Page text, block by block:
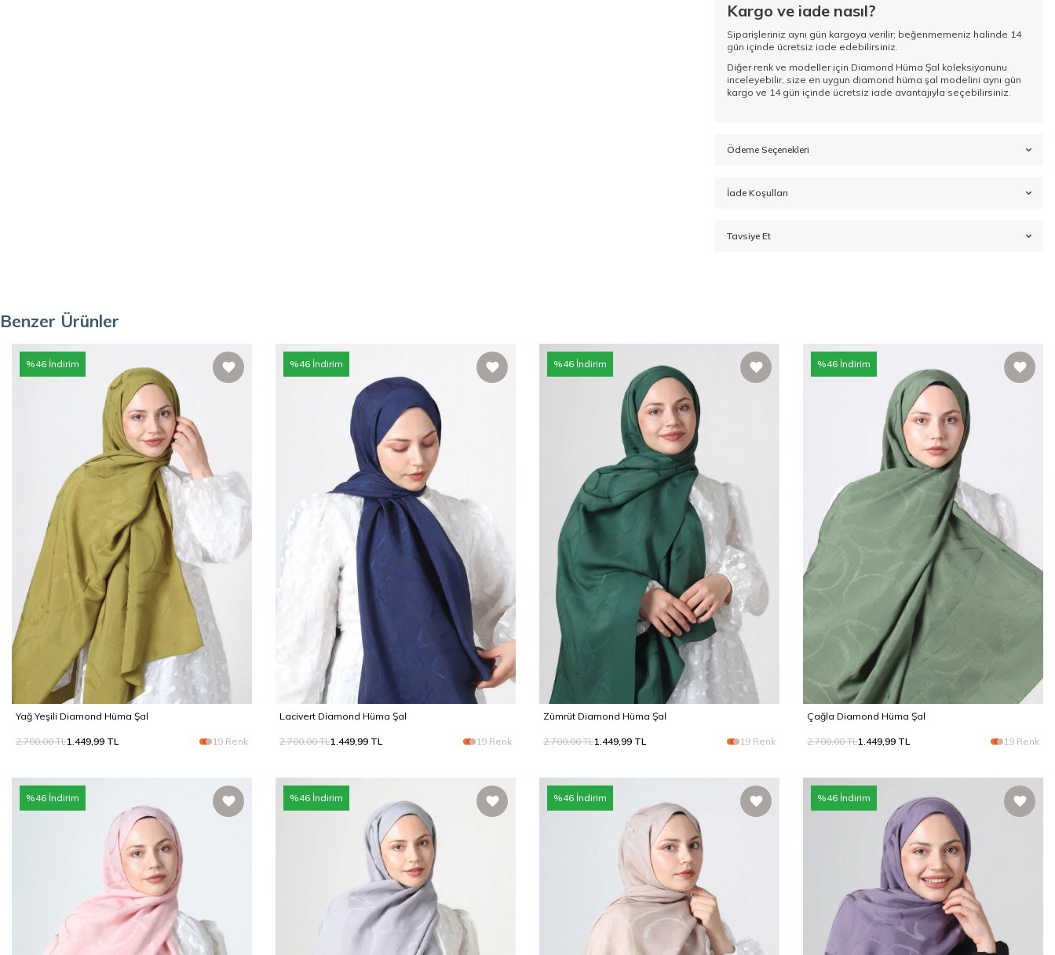
Kargo ve iade nasıl?
Siparişleriniz aynı gün kargoya verilir; beğenmemeniz halinde 14
gün içinde ücretsiz iade edebilirsiniz.
Diğer renk ve modeller için Diamond Hüma Şal koleksiyonunu
inceleyebilir, size en uygun diamond hüma şal modelini aynı gün
kargo ve 14 gün içinde ücretsiz iade avantajıyla seçebilirsiniz.
Ödeme Seçenekleri
İade Koşulları
Tavsiye Et
Benzer Ürünler
%46 İndirim
Yağ Yeşili Diamond Hüma Şal
2.700,00TL1.449,99 TL 19 Renk
%46 İndirim
Lacivert Diamond Hüma Şal
2.700,00TL1.449,99 TL 19 Renk
%46 İndirim
Zümrüt Diamond Hüma Şal
2.700,00TL1.449,99 TL 19 Renk
%46 İndirim
Çağla Diamond Hüma Şal
2.700,00TL1.449,99 TL 19 Renk
%46 İndirim %46 İndirim %46 İndirim %46 İndirim